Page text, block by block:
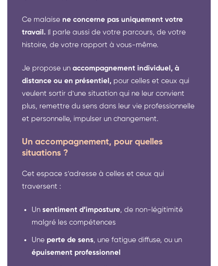
Ce malaise ne concerne pas uniquement votre
travail. Il parle aussi de votre parcours, de votre
histoire, de votre rapport à vous-même.
Je propose un accompagnement individuel, à
distance ou en présentiel, pour celles et ceux qui
veulent sortir d'une situation qui ne leur convient
plus, remettre du sens dans leur vie professionnelle
et personnelle, impulser un changement.
Un accompagnement, pour quelles
situations ?
Cet espace s’adresse à celles et ceux qui
traversent :
Un sentiment d’imposture, de non-légitimité
malgré les compétences
Une perte de sens, une fatigue diffuse, ou un
épuisement professionnel